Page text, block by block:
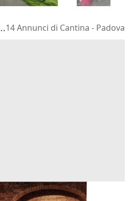
Padova14 Annunci di Cantina - Padova